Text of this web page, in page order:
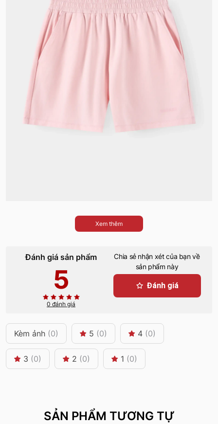
Xem thêm
Đánh giá sản phẩm
5
0 đánh giá
Chia sẻ nhận xét của bạn về
sản phẩm này
Đánh giá
Kèm ảnh (0) 5 (0) 4 (0)
3 (0) 2 (0) 1 (0)
SẢN PHẨM TƯƠNG TỰ